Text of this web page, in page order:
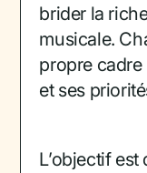
brider la
musicale.
propre cadre
et ses
L’objectif